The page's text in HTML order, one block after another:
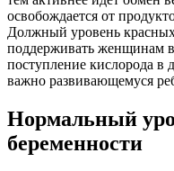
освобождается от
Должный уровень
поддерживать женщинам
поступление кислорода в
важно развивающемуся
Нормальный
беременности